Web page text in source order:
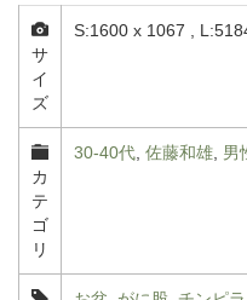
サ
イ
ズ
S:1600 x 1067 ,
カ
テ
ゴ
リ
30-40代 佐藤和雄 男